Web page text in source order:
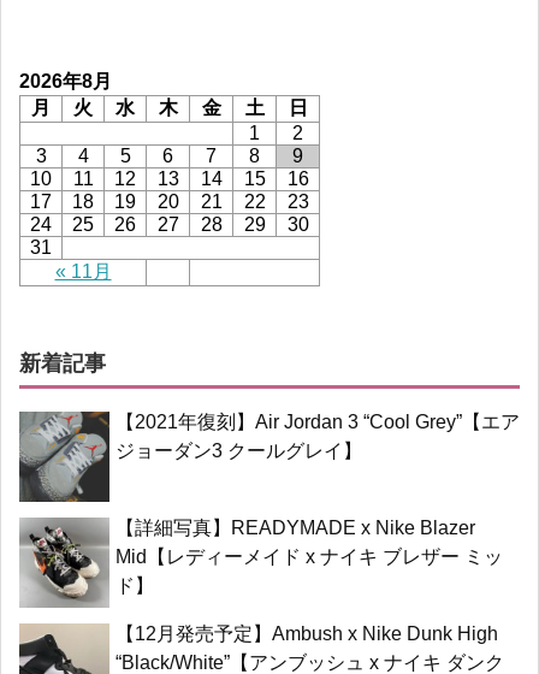
2026年8月
月
火 水 木 金 土 日
« 11月
1
2
3
4 5 6 7 8
9
10
11 12 13 14 15
16
17
18 19 20 21 22
23
24
25 26 27 28 29
30
31
新着記事
【2021年復刻】Air Jordan 3 “Cool Grey”【エア
ジョーダン3 クールグレイ】
【詳細写真】READYMADE x Nike Blazer
Mid【レディーメイド x ナイキ ブレザー ミッ
ド】
【12月発売予定】Ambush x Nike Dunk High
“Black/White”【アンブッシュ x ナイキ ダンク